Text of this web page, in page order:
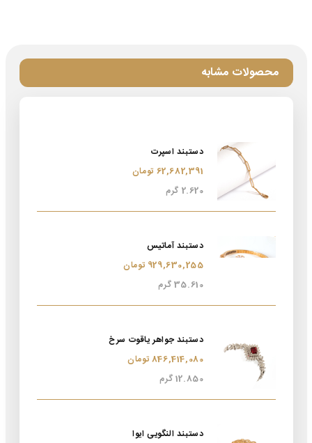
محصولات مشابه
دستبند اسپرت
62,682,391 تومان
2.620 گرم
دستبند آماتیس
929,630,255 تومان
35.610 گرم
دستبند جواهر یاقوت سرخ
846,414,080 تومان
12.850 گرم
دستبند النگویی ایوا